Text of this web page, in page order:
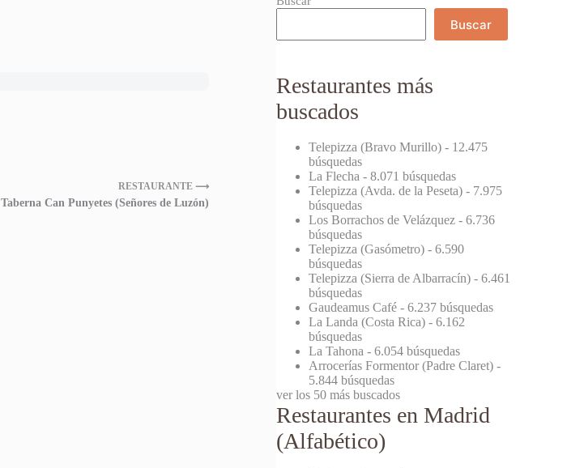
RESTAURANTE ⟶
Taberna Can Punyetes (Señores de Luzón)
Buscar
Restaurantes más
buscados
Telepizza (Bravo Murillo) - 12.475
búsquedas
La Flecha - 8.071 búsquedas
Telepizza (Avda. de la Peseta) - 7.975
búsquedas
Los Borrachos de Velázquez - 6.736
búsquedas
Telepizza (Gasómetro) - 6.590
búsquedas
Telepizza (Sierra de Albarracín) - 6.461
búsquedas
Gaudeamus Café - 6.237 búsquedas
La Landa (Costa Rica) - 6.162
búsquedas
La Tahona - 6.054 búsquedas
Arrocerías Formentor (Padre Claret) -
5.844 búsquedas
ver los 50 más buscados
Restaurantes en Madrid
(Alfabético)